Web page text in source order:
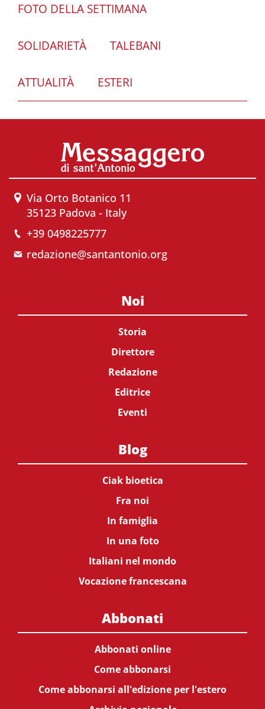
FOTO DELLA SETTIMANA
SOLIDARIETÀ TALEBANI
ATTUALITÀ ESTERI
Via Orto Botanico 11
35123 Padova - Italy
+39 0498225777
redazione@santantonio.org
Noi
Storia
Direttore
Redazione
Editrice
Eventi
Blog
Ciak bioetica
Fra noi
In famiglia
In una foto
Italiani nel mondo
Vocazione francescana
Abbonati
Abbonati online
Come abbonarsi
Come abbonarsi all'edizione per l'estero